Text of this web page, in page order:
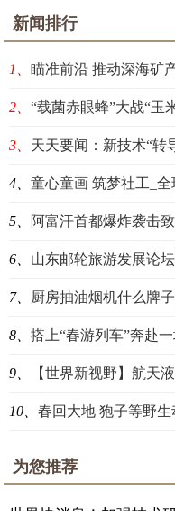
新闻排行
1、 瞄准前沿 推动深海矿
2、 “载菌赤眼蜂”大战“
3、 天天要闻：新技术“转
4、 童心童画 筑梦社工_
5、 阿富汗首都爆炸袭击
6、 山东邮轮旅游发展论
7、 厨房抽油烟机什么牌子
8、 搭上“春游列车”奔赴
9、 【世界新视野】航天液
10、 春回大地 狍子等野生动
为您推荐